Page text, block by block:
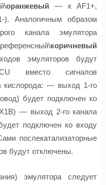
оранжевый — к AF1+,
Аналогичным образом
канала эмулятора
коричневый
эмуляторов будут
вместо сигналов
кислорода: — выход 1-го
будет подключен ко
— выход 2-го канала
подключен ко входу
послекатализаторные
будут отключены.
эмулятора следует